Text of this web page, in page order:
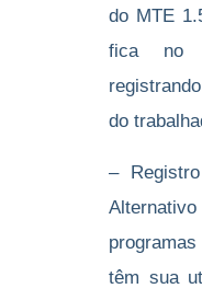
do MTE
fica no
do
–
têm sua